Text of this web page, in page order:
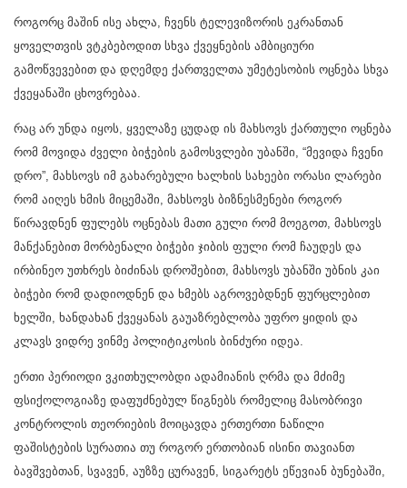
როგორც მაშინ ისე ახლა, ჩვენს ტელევიზორის ეკრანთან
ყოველთვის ვტკბებოდით სხვა ქვეყნების ამბიციური
გამოწვევებით და დღემდე ქართველთა უმეტესობის ოცნება სხვა
ქვეყანაში ცხოვრებაა.
რაც არ უნდა იყოს, ყველაზე ცუდად ის მახსოვს ქართული ოცნება
რომ მოვიდა ძველი ბიჭების გამოსვლები უბანში, “მევიდა ჩვენი
დრო”, მახსოვს იმ გახარებული ხალხის სახეები ორასი ლარები
რომ აიღეს ხმის მიცემაში, მახსოვს ბიზნესმენები როგორ
წირავდნენ ფულებს ოცნებას მათი გული რომ მოეგოთ, მახსოვს
მანქანებით მორბენალი ბიჭები ჯიბის ფული რომ ჩაუდეს და
ირბინეო უთხრეს ბიძინას დროშებით, მახსოვს უბანში უბნის კაი
ბიჭები რომ დადიოდნენ და ხმებს აგროვებდნენ ფურცლებით
ხელში, ხანდახან ქვეყანას გაუაზრებლობა უფრო ყიდის და
კლავს ვიდრე ვინმე პოლიტიკოსის ბინძური იდეა.
ერთი პერიოდი ვკითხულობდი ადამიანის ღრმა და მძიმე
ფსიქოლოგიაზე დაფუძნებულ წიგნებს რომელიც მასობრივი
კონტროლის თეორიების მოიცავდა ერთერთი ნაწილი
ფაშისტების სურათია თუ როგორ ერთობიან ისინი თავიანთ
ბავშვებთან, სვავენ, აუზზე ცურავენ, სიგარეტს ეწევიან ბუნებაში,